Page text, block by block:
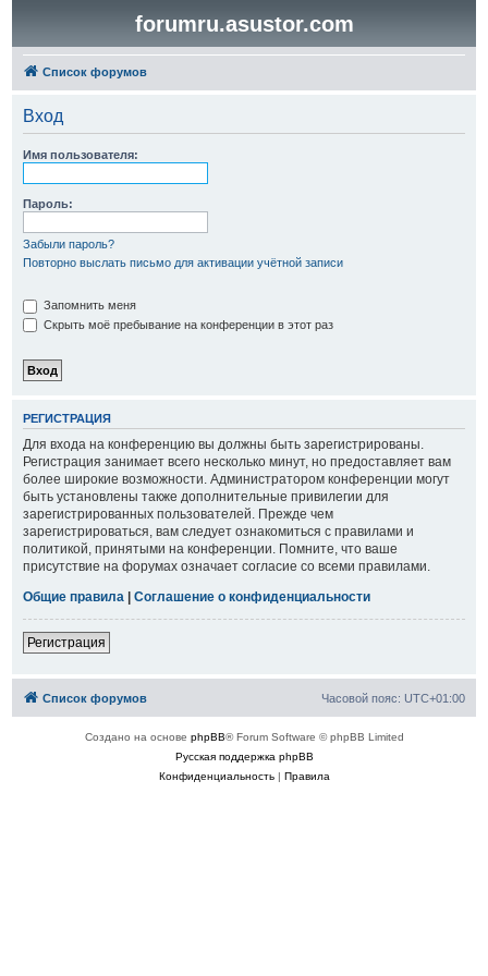
forumru.asustor.com
Список форумов
Вход
Имя пользователя:
Пароль:
Забыли пароль?
Повторно выслать письмо для активации учётной записи
Запомнить меня
Скрыть моё пребывание на конференции в этот раз
РЕГИСТРАЦИЯ
Для входа на конференцию вы должны быть зарегистрированы.
Регистрация занимает всего несколько минут, но предоставляет вам
более широкие возможности. Администратором конференции могут
быть установлены также дополнительные привилегии для
зарегистрированных пользователей. Прежде чем
зарегистрироваться, вам следует ознакомиться с правилами и
политикой, принятыми на конференции. Помните, что ваше
присутствие на форумах означает согласие со всеми правилами.
Общие правила | Соглашение о конфиденциальности
Регистрация
Список форумов Часовой пояс: UTC+01:00
Создано на основе phpBB® Forum Software © phpBB Limited
Русская поддержка phpBB
Конфиденциальность| Правила